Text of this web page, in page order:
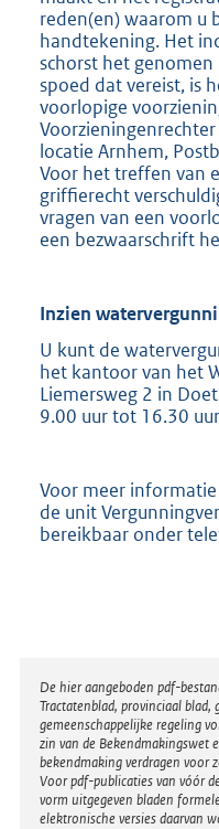
reden(en) waarom u
handtekening. Het
schorst het
spoed dat vereist, is
voorlopige
locatie Arnhem,
Voor het treffen van
griffierecht
vragen van een
een bezwaarschrift
Inzien
U kunt de
het kantoor van het
Liemersweg 2 in
9.00 uur tot 16.30
Voor meer
de unit
bereikbaar onder
Disclaimer
De hier aangeboden pdf-
Tractatenblad, provinciaal blad,
gemeenschappelijke regeling
zin van de Bekendmakingswet
bekendmaking verdragen voor
Voor pdf-publicaties van vóór
vorm uitgegeven bladen
elektronische versies daarvan